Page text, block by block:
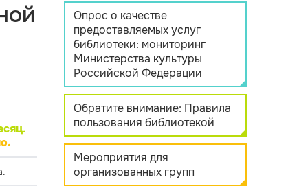
.
Опрос о качестве
предоставляемых услуг
библиотеки: мониторинг
Министерства культуры
Российской Федерации
Обратите внимание: Правила
пользования библиотекой
Мероприятия для
организованных групп